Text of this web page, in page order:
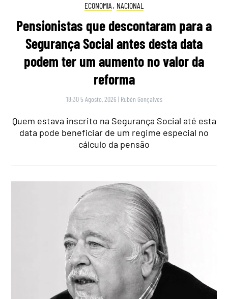
ECONOMIA , NACIONAL
Pensionistas que descontaram para a
Segurança Social antes desta data
podem ter um aumento no valor da
reforma
18:30 5 Agosto, 2026 | Rubén Gonçalves
Quem estava inscrito na Segurança Social até esta
data pode beneficiar de um regime especial no
cálculo da pensão